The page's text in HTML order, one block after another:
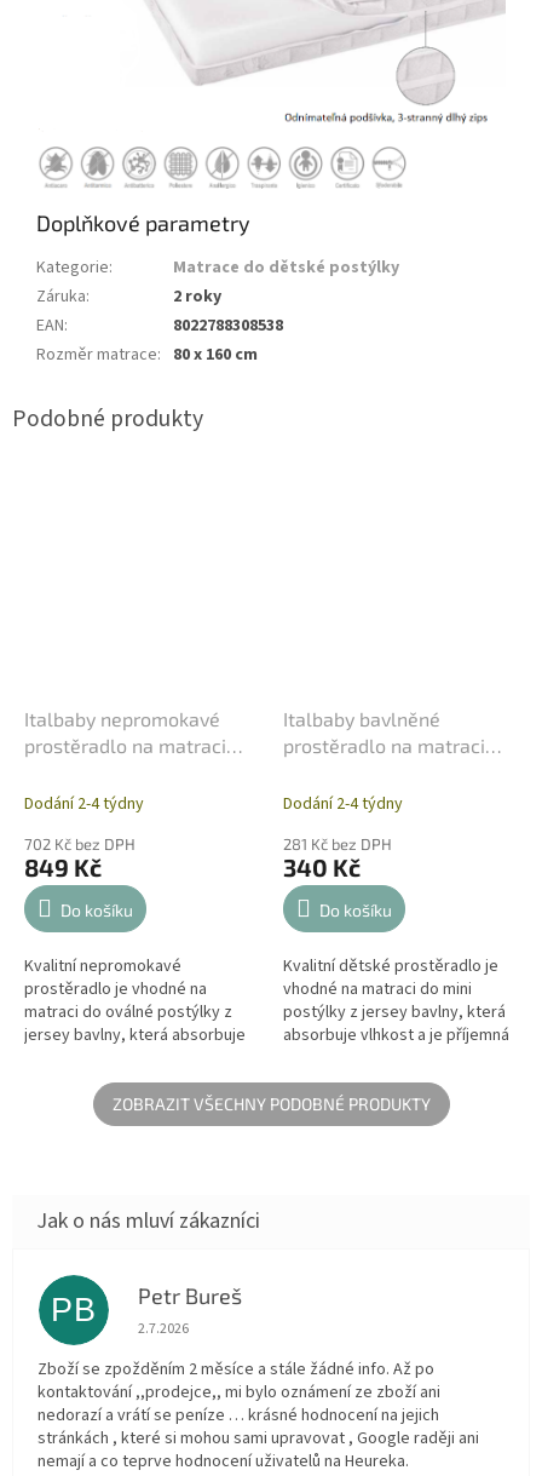
Doplňkové parametry
Kategorie:
Matrace do dětské postýlky
Záruka:
2 roky
EAN:
8022788308538
Rozměr matrace: 80 x 160 cm
Italbaby nepromokavé
prostěradlo na matraci
Dodání 2-4 týdny
702 Kč bez DPH
849 Kč
Do košíku
Kvalitní nepromokavé
prostěradlo je vhodné na
matraci do oválné postýlky z
jersey bavlny, která absorbuje
s kůží. Napínací prostěradlo
Italbaby bavlněné
prostěradlo na matraci
Dodání 2-4 týdny
281 Kč bez DPH
340 Kč
Do košíku
Kvalitní dětské prostěradlo je
vhodné na matraci do mini
postýlky z jersey bavlny, která
absorbuje vlhkost a je příjemná
prostěradlo je vyrobeno z...
ZOBRAZIT VŠECHNY PODOBNÉ PRODUKTY
PB Petr Bureš
Hodnocení obchodu je 1 z 5 hvězdiček.
2.7.2026
Zboží se zpožděním 2 měsíce a stále žádné info. Až po
kontaktování ,,prodejce,, mi bylo oznámení ze zboží ani
nedorazí a vrátí se peníze … krásné hodnocení na jejich
stránkách , které si mohou sami upravovat , Google raději ani
nemají a co teprve hodnocení uživatelů na Heureka.